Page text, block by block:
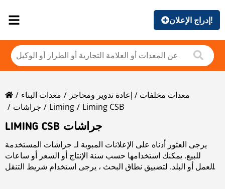
إدراج الإعلان!
معدات البناء
معدات مخلفات / إعادة تدوير ومحاجر
جراشات
Liming
Liming CSB
LIMING CSB جراشات
يرجى العثور أدناه على الإعلانات المبوبة لـ جراشات المستخدمة
للبيع. يمكنك استخدامها حسب سنة الإنتاج أو السعر أو ساعات
العمل أو البلد. لتضييق نطاق البحث ، يرجى استخدام شريط التنقل